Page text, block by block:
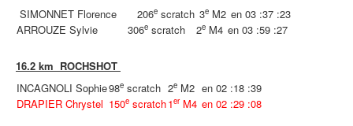
SIMONNET Florence
206e scratch 3e M2 en 03 :37 :23
ARROUZE Sylvie
306e scratch 2e M4 en 03 :59 :27
16.2 km ROCHSHOT
INCAGNOLI Sophie98e scratch 2e M2 en 02 :18 :39
DRAPIER Chrystel 150e scratch1erM4 en 02 :29 :08